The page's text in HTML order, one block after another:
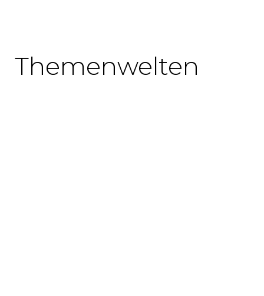
Themenwelten